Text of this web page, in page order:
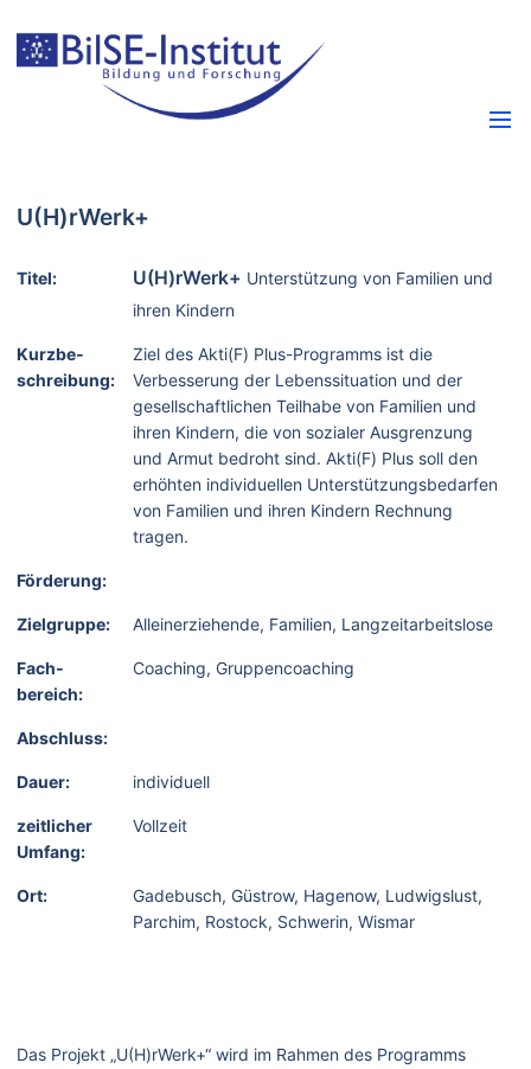
U(H)rWerk+
Titel: U(H)rWerk+ Unterstützung von Familien und
ihren Kindern
Kurzbe­
schreibung:
Ziel des Akti(F) Plus-Programms ist die
Verbesserung der Lebenssituation und der
gesellschaftlichen Teilhabe von Familien und
ihren Kindern, die von sozialer Ausgrenzung
und Armut bedroht sind. Akti(F) Plus soll den
erhöhten individuellen Unterstützungsbedarfen
von Familien und ihren Kindern Rechnung
tragen.
Förderung:
Zielgruppe: Alleinerziehende, Familien, Langzeitarbeitslose
Fach­
bereich:
Coaching, Gruppencoaching
Abschluss:
Dauer: individuell
zeitlicher
Umfang:
Vollzeit
Ort:
Gadebusch, Güstrow, Hagenow, Ludwigslust,
Parchim, Rostock, Schwerin, Wismar
Das Projekt „U(H)rWerk+“ wird im Rahmen des Programms